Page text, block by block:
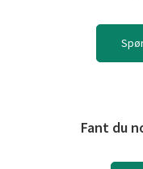
Fant du